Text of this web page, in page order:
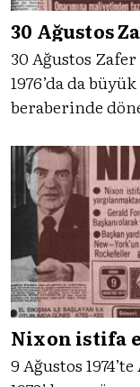
30 Ağustos
30 Ağustos
1976’da da
beraberinde
Tercüman’ın
Nixon istifa
9 Ağustos